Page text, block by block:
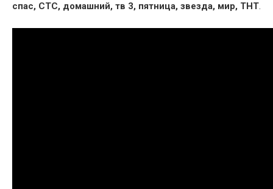
спас, СТС, домашний, тв 3, пятница, звезда, мир, ТНТ.